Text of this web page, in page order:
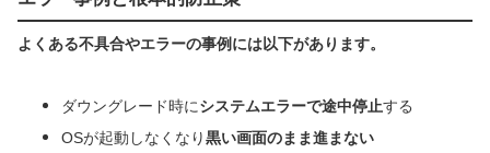
よくある不具合やエラーの事例には以下があります。
ダウングレード時にシステムエラーで途中停止する
OSが起動しなくなり黒い画面のまま進まない